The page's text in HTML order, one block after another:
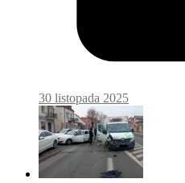
30 listopada 2025